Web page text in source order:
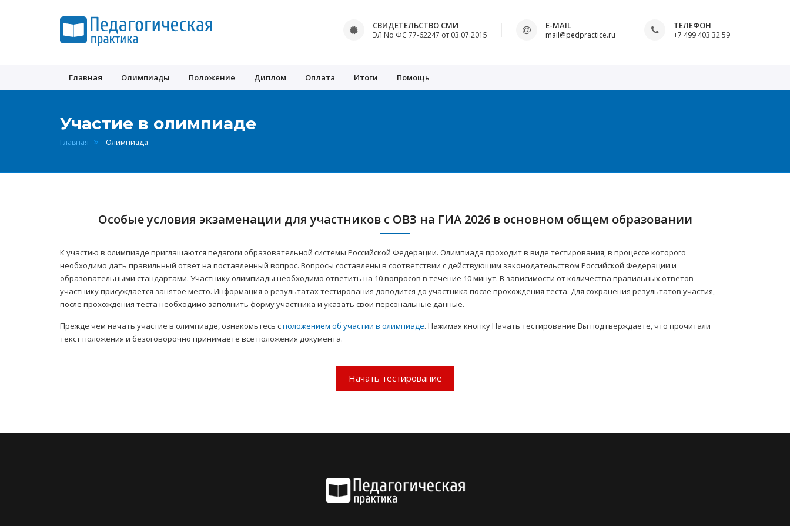
СВИДЕТЕЛЬСТВО СМИ
ЭЛ No ФС 77-62247 от 03.07.2015
E-MAIL
mail@pedpractice.ru
ТЕЛЕФОН
+7 499 403 32 59
Главная Олимпиады Положение Диплом Оплата Итоги Помощь
Участие в олимпиаде
Главная Олимпиада
Особые условия экзаменации для участников с ОВЗ на ГИА 2026 в основном общем образовании
К участию в олимпиаде приглашаются педагоги образовательной системы Российской Федерации. Олимпиада проходит в виде тестирования, в процессе которого
необходимо дать правильный ответ на поставленный вопрос. Вопросы составлены в соответствии с действующим законодательством Российской Федерации и
образовательными стандартами. Участнику олимпиады необходимо ответить на 10 вопросов в течение 10 минут. В зависимости от количества правильных ответов
участнику присуждается занятое место. Информация о результатах тестирования доводится до участника после прохождения теста. Для сохранения результатов участия,
после прохождения теста необходимо заполнить форму участника и указать свои персональные данные.
Прежде чем начать участие в олимпиаде, ознакомьтесь сположением об участии в олимпиаде. Нажимая кнопку Начать тестирование Вы подтверждаете, что прочитали
текст положения и безоговорочно принимаете все положения документа.
Начать тестирование